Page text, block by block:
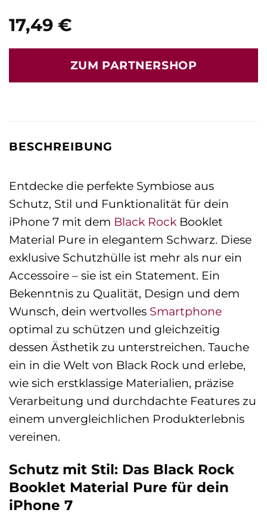
17,49 €
ZUM PARTNERSHOP
BESCHREIBUNG
Entdecke die perfekte Symbiose aus
Schutz, Stil und Funktionalität für dein
iPhone 7 mit dem Black Rock Booklet
Material Pure in elegantem Schwarz. Diese
exklusive Schutzhülle ist mehr als nur ein
Accessoire – sie ist ein Statement. Ein
Bekenntnis zu Qualität, Design und dem
Wunsch, dein wertvolles Smartphone
optimal zu schützen und gleichzeitig
dessen Ästhetik zu unterstreichen. Tauche
ein in die Welt von Black Rock und erlebe,
wie sich erstklassige Materialien, präzise
Verarbeitung und durchdachte Features zu
einem unvergleichlichen Produkterlebnis
vereinen.
Schutz mit Stil: Das Black Rock
Booklet Material Pure für dein
iPhone 7